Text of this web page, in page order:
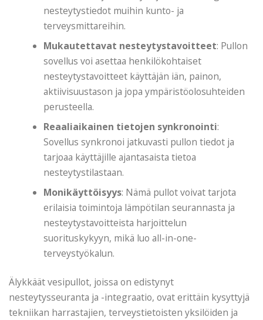
nesteytystiedot muihin kunto- ja
terveysmittareihin.
Mukautettavat nesteytystavoitteet: Pullon
sovellus voi asettaa henkilökohtaiset
nesteytystavoitteet käyttäjän iän, painon,
aktiivisuustason ja jopa ympäristöolosuhteiden
perusteella.
Reaaliaikainen tietojen synkronointi:
Sovellus synkronoi jatkuvasti pullon tiedot ja
tarjoaa käyttäjille ajantasaista tietoa
nesteytystilastaan.
Monikäyttöisyys: Nämä pullot voivat tarjota
erilaisia ​​toimintoja lämpötilan seurannasta ja
nesteytystavoitteista harjoittelun
suorituskykyyn, mikä luo all-in-one-
terveystyökalun.
Älykkäät vesipullot, joissa on edistynyt
nesteytysseuranta ja -integraatio, ovat erittäin kysyttyjä
tekniikan harrastajien, terveystietoisten yksilöiden ja